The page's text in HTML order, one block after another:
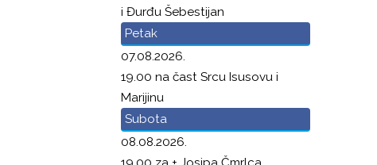
i Đurđu Šebestijan
Petak
07.08.2026.
19.00 na čast Srcu Isusovu i
Marijinu
Subota
08.08.2026.